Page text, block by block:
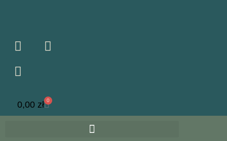
0,00 zł 0